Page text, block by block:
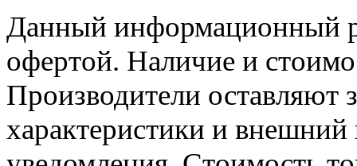
Данный информационный
офертой. Наличие и
Производители оставляют
характеристики и внешний